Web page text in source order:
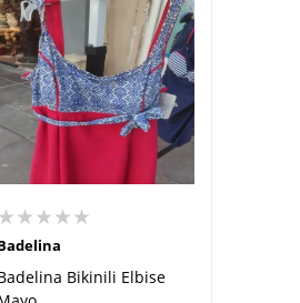
★★★★★
Bikinili Elbise